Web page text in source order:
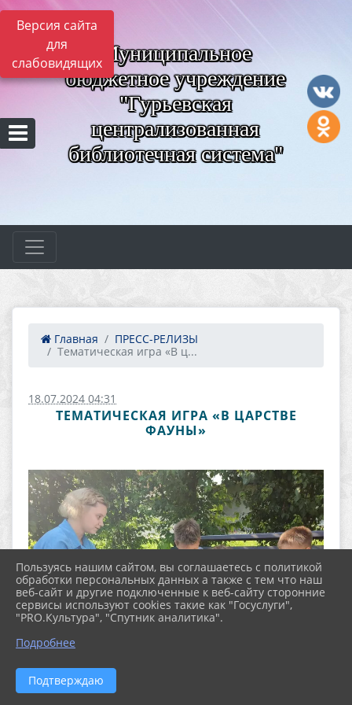
Версия сайта
для
слабовидящих Муниципальное
бюджетное учреждение
"Гурьевская
централизованная
библиотечная система"
Главная
ПРЕСС-РЕЛИЗЫ
Тематическая игра «В ц...
18.07.2024 04:31
ТЕМАТИЧЕСКАЯ ИГРА «В ЦАРСТВЕ
ФАУНЫ»
Пользуясь нашим сайтом, вы соглашаетесь с политикой
обработки персональных данных а также с тем что наш
веб-сайт и другие подключенные к веб-сайту сторонние
сервисы используют cookies такие как "Госуслуги",
"PRO.Культура", "Спутник аналитика".
Подробнее
Подтверждаю